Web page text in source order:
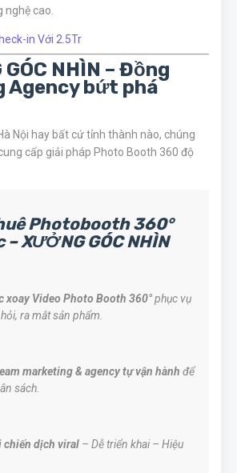
nghệ cao.
in Với 2.5Tr
NHÌN – Đồng
Agency bứt phá
Nội hay bất cứ tỉnh thành nào, chúng
cấp giải pháp Photo Booth 360 độ
Photobooth 360°
XƯỞNG GÓC NHÌN
xoay Video Photo Booth 360°phục vụ
ra mắt sản phẩm.
marketing & agency tự vận hành để
sách.
chiến dịch viral – Dễ triển khai – Hiệu